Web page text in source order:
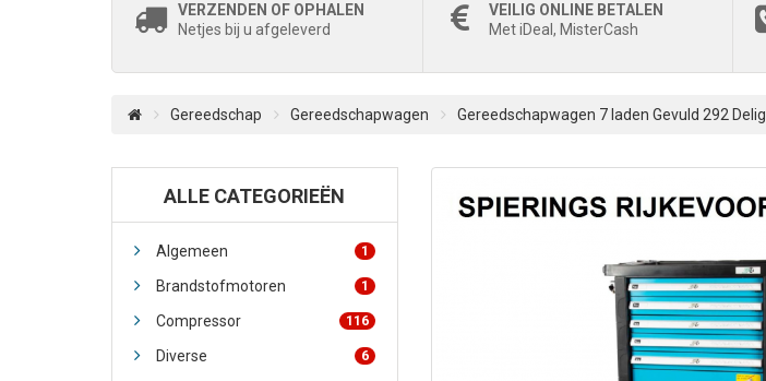
VERZENDEN OF OPHALEN
Netjes bij u afgeleverd
VEILIG ONLINE BETALEN
Met iDeal, MisterCash
Gereedschap Gereedschapwagen Gereedschapwagen 7 laden Gevuld 292 Delig
ALLE CATEGORIEËN
Algemeen 1
Brandstofmotoren 1
Compressor 116
Diverse 6